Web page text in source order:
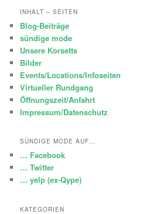
INHALT – SEITEN
Blog-Beiträge
sündige mode
Unsere Korsetts
Bilder
Events/Locations/Infoseiten
Virtueller Rundgang
Öffnungszeit/Anfahrt
Impressum/Datenschutz
SÜNDIGE MODE AUF…
… Facebook
… Twitter
… yelp (ex-Qype)
KATEGORIEN